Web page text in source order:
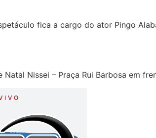
fica a cargo do ator Pingo
Natal Nissei – Praça Rui Barbosa em